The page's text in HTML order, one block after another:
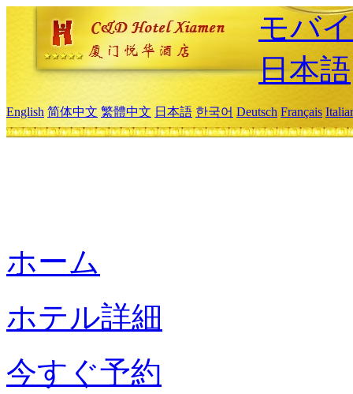
モバ
日本語
English 简体中文 繁體中文 日本語 한국어 Deutsch Français
ホーム
ホテル詳細
今すぐ予約